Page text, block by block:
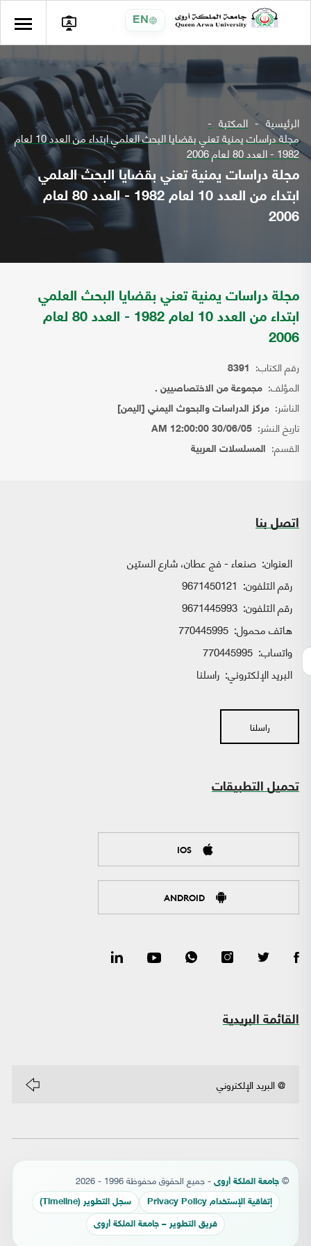
EN
الرئيسية المكتبة
مجلة دراسات يمنية تعني بقضايا البحث العلمي ابتداء من العدد 10 لعام
1982 - العدد 80 لعام 2006
مجلة دراسات يمنية تعني بقضايا البحث العلمي
ابتداء من العدد 10 لعام 1982 - العدد 80 لعام
2006
مجلة دراسات يمنية تعني بقضايا البحث العلمي
ابتداء من العدد 10 لعام 1982 - العدد 80 لعام
2006
رقم الكتاب: 8391
المؤلف: مجموعة من الاختصاصيين .
الناشر: مركز الدراسات والبحوث اليمني [اليمن]
تاريخ النشر: 30/06/05 12:00:00 AM
القسم: المسلسلات العربية
اتصل بنا
العنوان: صنعاء - فج عطان، شارع الستين
رقم التلفون: 9671450121
رقم التلفون: 9671445993
هاتف محمول: 770445995
واتساب:
البريد الإلكتروني: راسلنا
راسلنا
تحميل التطبيقات
IOS
ANDROID
القائمة البريدية
© جامعة الملكة أروى - جميع الحقوق محفوظة 1996 - 2026
إتفاقية الإستخدام Privacy Policy سجل التطوير (Timeline)
فريق التطوير – جامعة الملكة أروى